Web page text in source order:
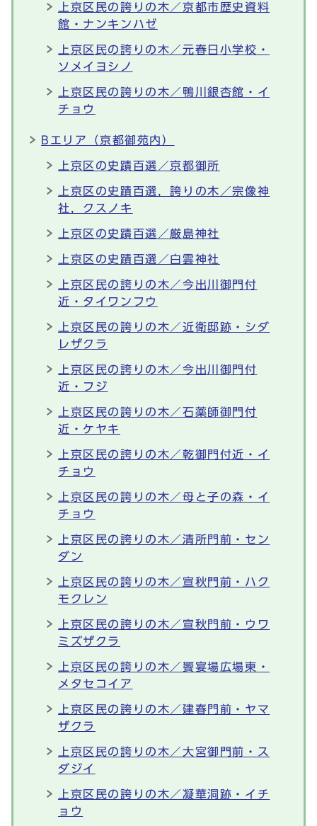
上京区民の誇りの木／京都市歴史資料
館・ナンキンハゼ
上京区民の誇りの木／元春日小学校・
ソメイヨシノ
上京区民の誇りの木／鴨川銀杏館・イ
チョウ
Bエリア（京都御苑内）
上京区の史蹟百選／京都御所
上京区の史蹟百選，誇りの木／宗像神
社，クスノキ
上京区の史蹟百選／厳島神社
上京区の史蹟百選／白雲神社
上京区民の誇りの木／今出川御門付
近・タイワンフウ
上京区民の誇りの木／近衛邸跡・シダ
レザクラ
上京区民の誇りの木／今出川御門付
近・フジ
上京区民の誇りの木／石薬師御門付
近・ケヤキ
上京区民の誇りの木／乾御門付近・イ
チョウ
上京区民の誇りの木／母と子の森・イ
チョウ
上京区民の誇りの木／清所門前・セン
ダン
上京区民の誇りの木／宣秋門前・ハク
モクレン
上京区民の誇りの木／宣秋門前・ウワ
ミズザクラ
上京区民の誇りの木／饗宴場広場東・
メタセコイア
上京区民の誇りの木／建春門前・ヤマ
ザクラ
上京区民の誇りの木／大宮御門前・ス
ダジイ
上京区民の誇りの木／凝華洞跡・イチ
ョウ